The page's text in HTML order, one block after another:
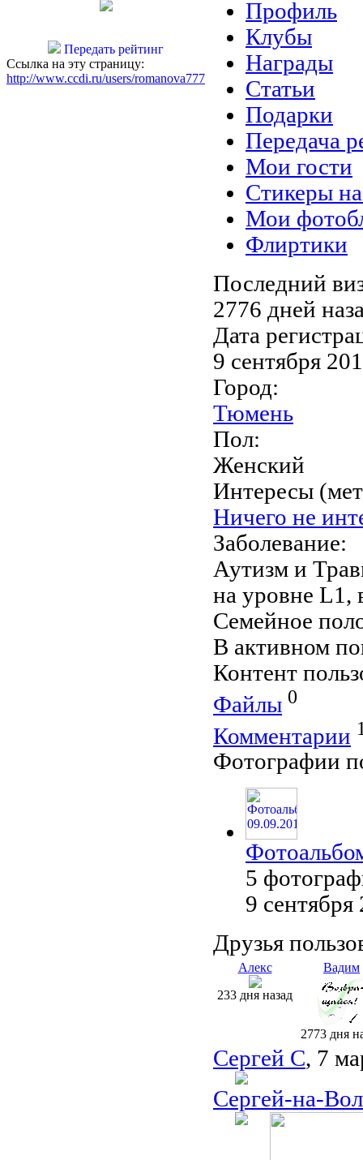
Передать рейтинг
Ссылка на эту страницу:
http://www.ccdi.ru/users/romanova777
Профиль
Клубы
Награды
Статьи
Подарки
Передача
Мои гости
Стикеры на
Мои
Флиртики
Последний
2776 дней
Дата
9 сентября
Город:
Тюмень
Пол:
Женский
Интересы
Ничего не
Заболевание:
Аутизм и
на уровне L1,
Семейное
В активном
Контент
Файлы 0
Комментарии
Фотографии
5
9 сентября
Друзья
Алекс
233 дня назад
Вадим
2773 дня
Сергей С, 7
Сергей-на-